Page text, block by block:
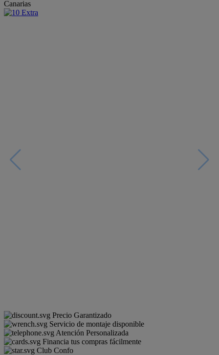
Canarias
Precio Garantizado
Servicio de montaje disponible
Atención Personalizada
Financia tus compras fácilmente
Club Confo